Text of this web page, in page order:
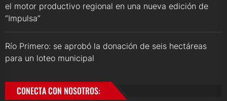
el motor productivo regional en una nueva edición de
“Impulsa”
Río Primero: se aprobó la donación de seis hectáreas
para un loteo municipal
CONECTA CON NOSOTROS: